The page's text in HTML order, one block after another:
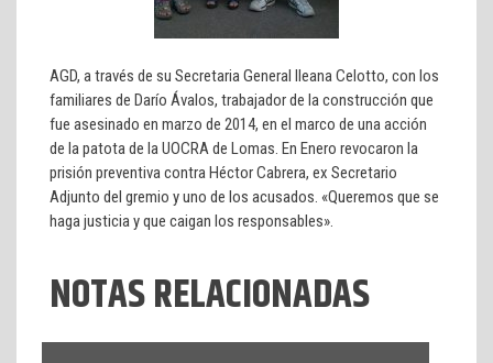
AGD, a través de su Secretaria General Ileana Celotto, con los
familiares de Darío Ávalos, trabajador de la construcción que
fue asesinado en marzo de 2014, en el marco de una acción
de la patota de la UOCRA de Lomas. En Enero revocaron la
prisión preventiva contra Héctor Cabrera, ex Secretario
Adjunto del gremio y uno de los acusados. «Queremos que se
haga justicia y que caigan los responsables».
NOTAS RELACIONADAS